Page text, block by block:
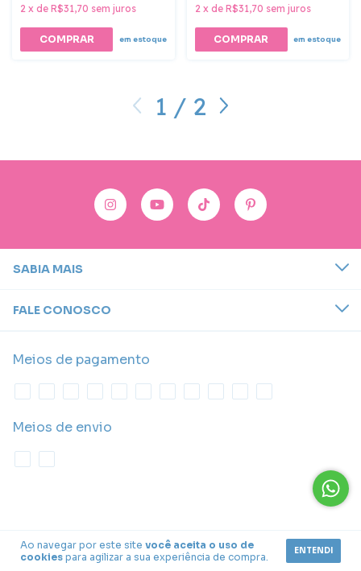
Ao navegar por este site você aceita o uso de
cookies para agilizar a sua experiência de compra.
ENTENDI
2 x de R$31,70 sem juros
em estoque
2 x de R$31,70 sem juros
em estoque
1 / 2
SABIA MAIS
FALE CONOSCO
Meios de pagamento
Meios de envio